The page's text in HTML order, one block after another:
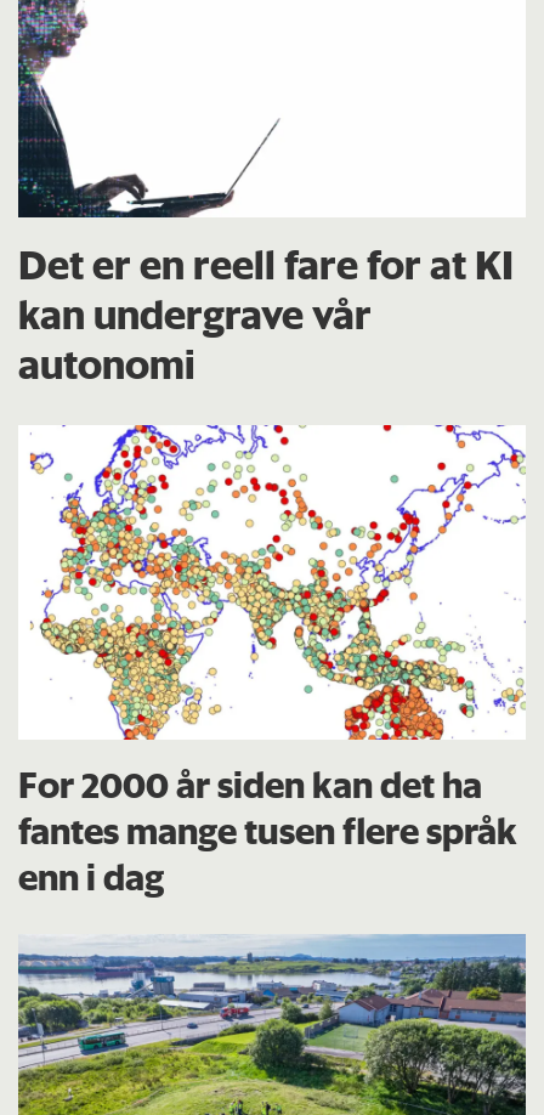
Det er en reell fare for at KI
kan undergrave vår
autonomi
For 2000 år siden kan det ha
fantes mange tusen flere språk
enn i dag